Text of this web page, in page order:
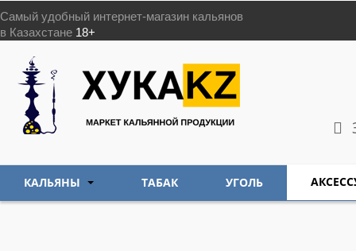
Самый удобный интернет-магазин кальянов
в Казахстане 18+
КАЛЬЯНЫ ТАБАК УГОЛЬ